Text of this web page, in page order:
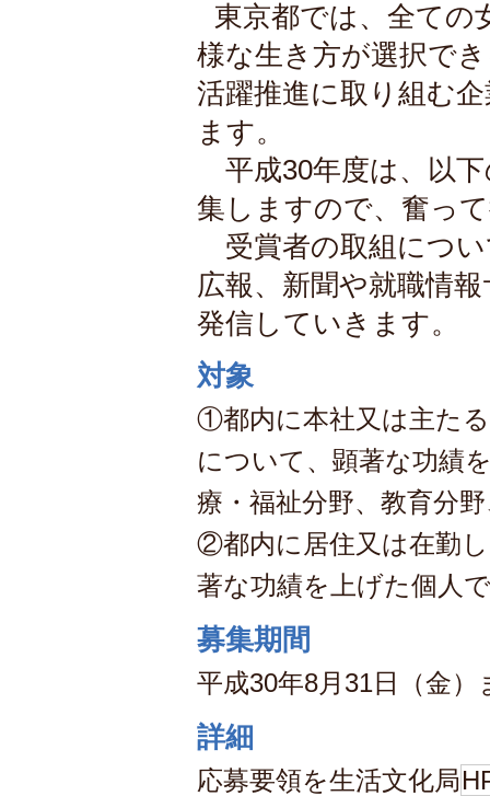
東京都では、全ての
様な生き方が選択で
活躍推進に取り組む
ます。
平成30年度は、以
集しますので、奮っ
受賞者の取組につい
広報、新聞や就職情
発信していきます。
対象
①都内に本社又は主た
について、顕著な功績
療・福祉分野、教育分
②都内に居住又は在勤
著な功績を上げた個人
募集期間
平成30年8月31日（金）
詳細
応募要領を生活文化局